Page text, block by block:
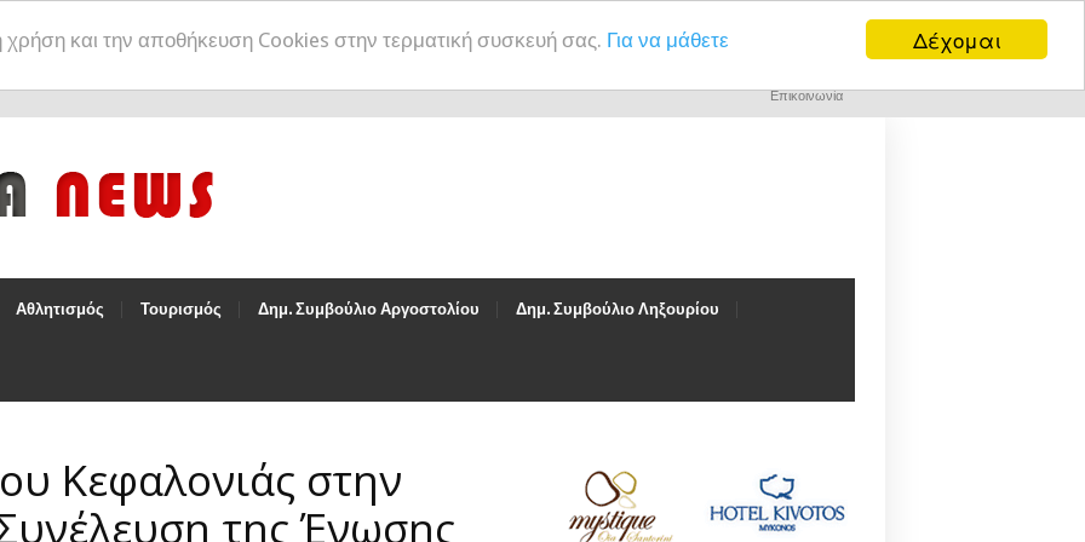
Δέχομαι
και την αποθήκευση Cookies στην τερματική συσκευή σας. Για να μάθετε
Επικοινωνία
Αθλητισμός Τουρισμός Δημ. Συμβούλιο Αργοστολίου Δημ. Συμβούλιο Ληξουρίου
Κεφαλονιάς στην
της Ένωσης